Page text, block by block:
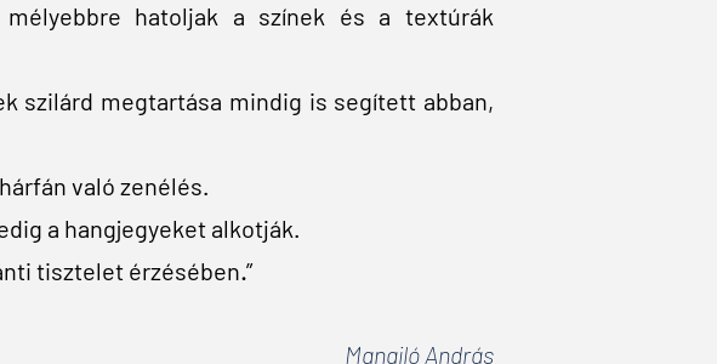
hatoljak a színek és a textúrák
szilárd megtartása mindig is segített abban,
való zenélés.
a hangjegyeket alkotják.
tisztelet érzésében.”
Manajló András